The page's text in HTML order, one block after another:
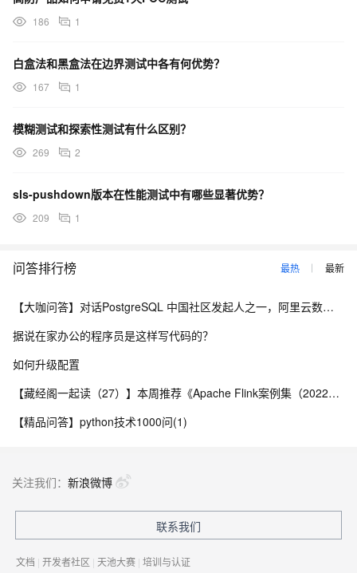
186 1
白盒法和黑盒法在边界测试中各有何优势？
167 1
模糊测试和探索性测试有什么区别？
269 2
sls-pushdown版本在性能测试中有哪些显著优势？
209 1
问答排行榜 最热 最新
【大咖问答】对话PostgreSQL 中国社区发起人之一，阿里云数据库高级专家 德哥
据说在家办公的程序员是这样写代码的？
如何升级配置
【藏经阁一起读（27）】本周推荐《Apache Flink案例集（2022版）》，你有哪些心得？
【精品问答】python技术1000问(1)
关注我们： 新浪微博
联系我们
文档 | 开发者社区 | 天池大赛 | 培训与认证